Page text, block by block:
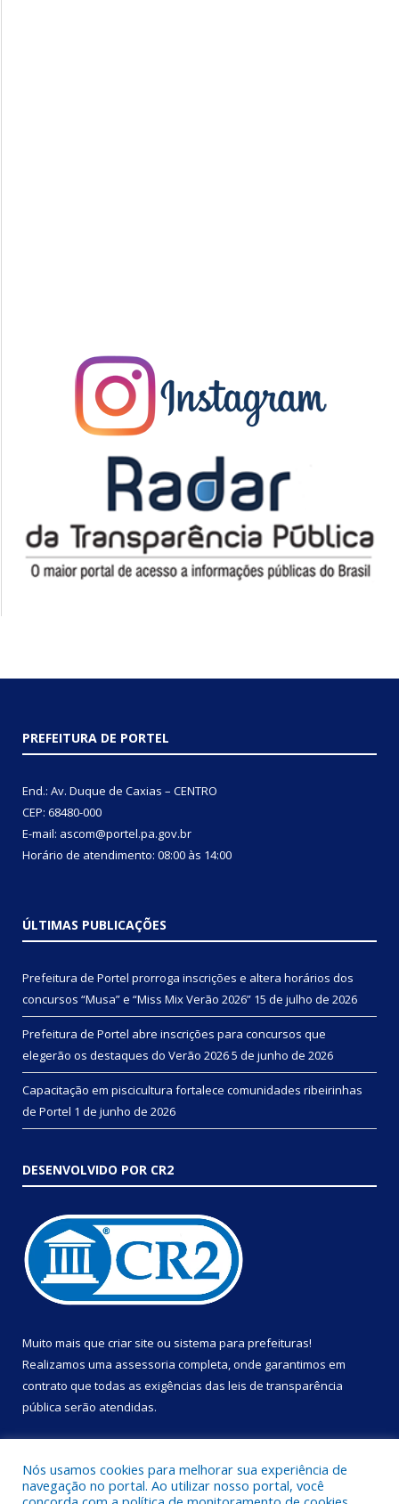
PREFEITURA DE PORTEL
End.: Av. Duque de Caxias – CENTRO
CEP: 68480-000
E-mail: ascom@portel.pa.gov.br
Horário de atendimento: 08:00 às 14:00
ÚLTIMAS PUBLICAÇÕES
Prefeitura de Portel prorroga inscrições e altera horários dos
concursos “Musa” e “Miss Mix Verão 2026” 15 de julho de 2026
Prefeitura de Portel abre inscrições para concursos que
elegerão os destaques do Verão 20265 de junho de 2026
Capacitação em piscicultura fortalece comunidades ribeirinhas
de Portel 1 de junho de 2026
DESENVOLVIDO POR CR2
Muito mais que criar site ou sistema para prefeituras!
Realizamos uma assessoria completa, onde garantimos em
contrato que todas as exigências das leis de transparência
pública serão atendidas.
Nós usamos cookies para melhorar sua experiência de
navegação no portal. Ao utilizar nosso portal, você